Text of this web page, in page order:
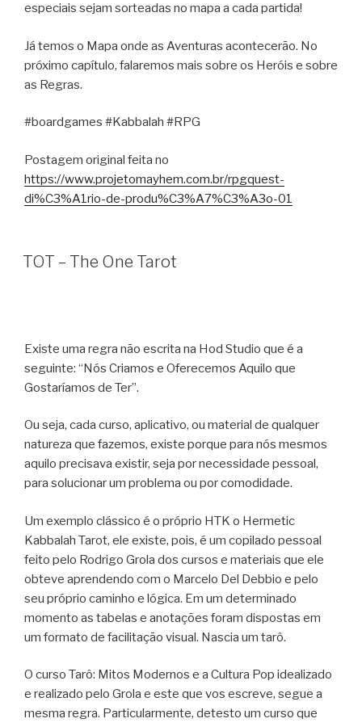
especiais sejam sorteadas no mapa a cada partida!
Já temos o Mapa onde as Aventuras acontecerão. No
próximo capítulo, falaremos mais sobre os Heróis e sobre
as Regras.
#boardgames #Kabbalah #RPG
Postagem original feita no
https://www.projetomayhem.com.br/rpgquest-
di%C3%A1rio-de-produ%C3%A7%C3%A3o-01
TOT – The One Tarot
Existe uma regra não escrita na Hod Studio que é a
seguinte: “Nós Criamos e Oferecemos Aquilo que
Gostaríamos de Ter”.
Ou seja, cada curso, aplicativo, ou material de qualquer
natureza que fazemos, existe porque para nós mesmos
aquilo precisava existir, seja por necessidade pessoal,
para solucionar um problema ou por comodidade.
Um exemplo clássico é o próprio HTK o Hermetic
Kabbalah Tarot, ele existe, pois, é um copilado pessoal
feito pelo Rodrigo Grola dos cursos e materiais que ele
obteve aprendendo com o Marcelo Del Debbio e pelo
seu próprio caminho e lógica. Em um determinado
momento as tabelas e anotações foram dispostas em
um formato de facilitação visual. Nascia um tarô.
O curso Tarô: Mitos Modernos e a Cultura Pop idealizado
e realizado pelo Grola e este que vos escreve, segue a
mesma regra. Particularmente, detesto um curso que